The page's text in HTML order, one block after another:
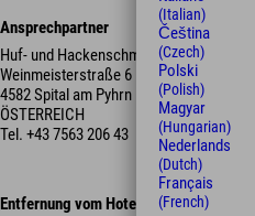
Ansprechpartner
Huf- und Hackenschmiede Lindermayr -
Weinmeisterstraße 6
4582 Spital am Pyhrn
ÖSTERREICH
Tel. +43 7563 206 43
Entfernung vom Hotel
(Italian)
Čeština
(Czech)
Polski
(Polish)
Magyar
(Hungarian)
Nederlands
(Dutch)
Français
(French)